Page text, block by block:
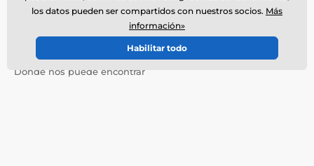
Necesita ayuda ?
El servicio de atención al cliente está disponible
info@electro-collares.es
Dónde nos puede encontrar
los datos pueden ser compartidos con nuestros socios. Más
información»
Habilitar todo